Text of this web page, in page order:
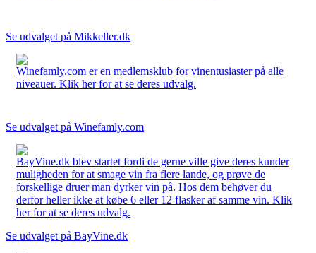
Se udvalget på Mikkeller.dk
Winefamly.com er en medlemsklub for vinentusiaster på alle
niveauer. Klik her for at se deres udvalg.
Se udvalget på Winefamly.com
BayVine.dk blev startet fordi de gerne ville give deres kunder
muligheden for at smage vin fra flere lande, og prøve de
forskellige druer man dyrker vin på. Hos dem behøver du
derfor heller ikke at købe 6 eller 12 flasker af samme vin. Klik
her for at se deres udvalg.
Se udvalget på BayVine.dk